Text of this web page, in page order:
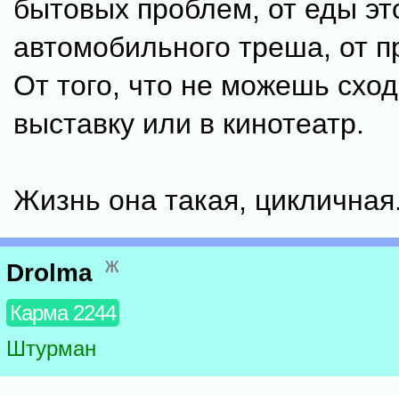
бытовых проблем, от еды
автомобильного треша, от
От того, что не можешь
выставку или в кинотеатр.
Жизнь она такая,
Drolma ж
Карма 2244
Штурман